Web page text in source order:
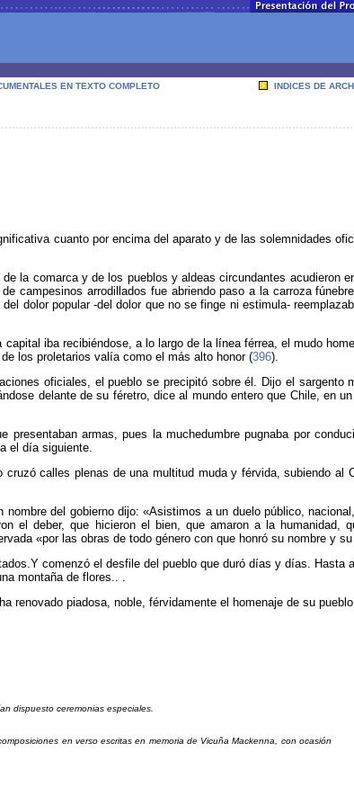
EN TEXTO COMPLETO INDICES DE
cuanto por encima del aparato y de las solemnidades
la comarca y de los pueblos y aldeas circundantes acudieron
campesinos arrodillados fue abriendo paso a la carroza
dolor popular -del dolor que no se finge ni estimula-
iba recibiéndose, a lo largo de la línea férrea, el mudo
los proletarios valía como el más alto honor (396).
oficiales, el pueblo se precipitó sobre él. Dijo el sargento
delante de su féretro, dice al mundo entero que Chile, en
armas, pues la muchedumbre pugnaba por
el día siguiente.
calles plenas de una multitud muda y férvida, subiendo al
del gobierno dijo: «Asistimos a un duelo público,
el deber, que hicieron el bien, que amaron a la humanidad,
«por las obras de todo género con que honró su nombre y
comenzó el desfile del pueblo que duró días y días. Hasta
montaña de flores.. .
renovado piadosa, noble, férvidamente el homenaje de su
dispuesto ceremonias especiales.
en verso escritas en memoria de Vicuña Mackenna, con ocasión